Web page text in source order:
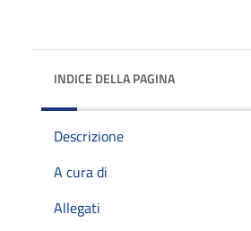
INDICE DELLA PAGINA
Descrizione
A cura di
Allegati